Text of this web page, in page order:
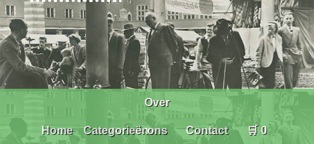
Home Categorieën
Over
ons Contact 🛒 0